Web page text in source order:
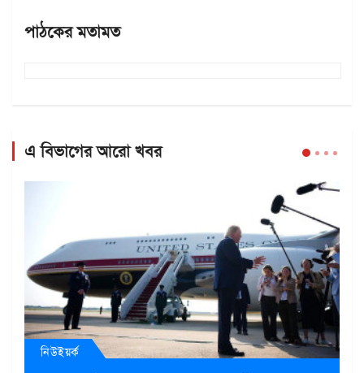
পাঠকের মতামত
এ বিভাগের আরো খবর
নিউইয়র্ক